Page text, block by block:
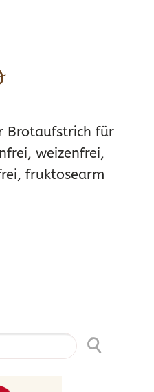
Brotaufstrich für
weizenfrei,
fruktosearm